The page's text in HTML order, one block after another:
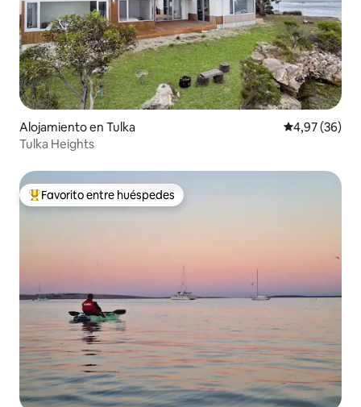
Alojamiento en Tulka Calificación
4,97 (36)
Tulka Heights
Favorito entre los huéspedes más destacados
Favorito entre huéspedes